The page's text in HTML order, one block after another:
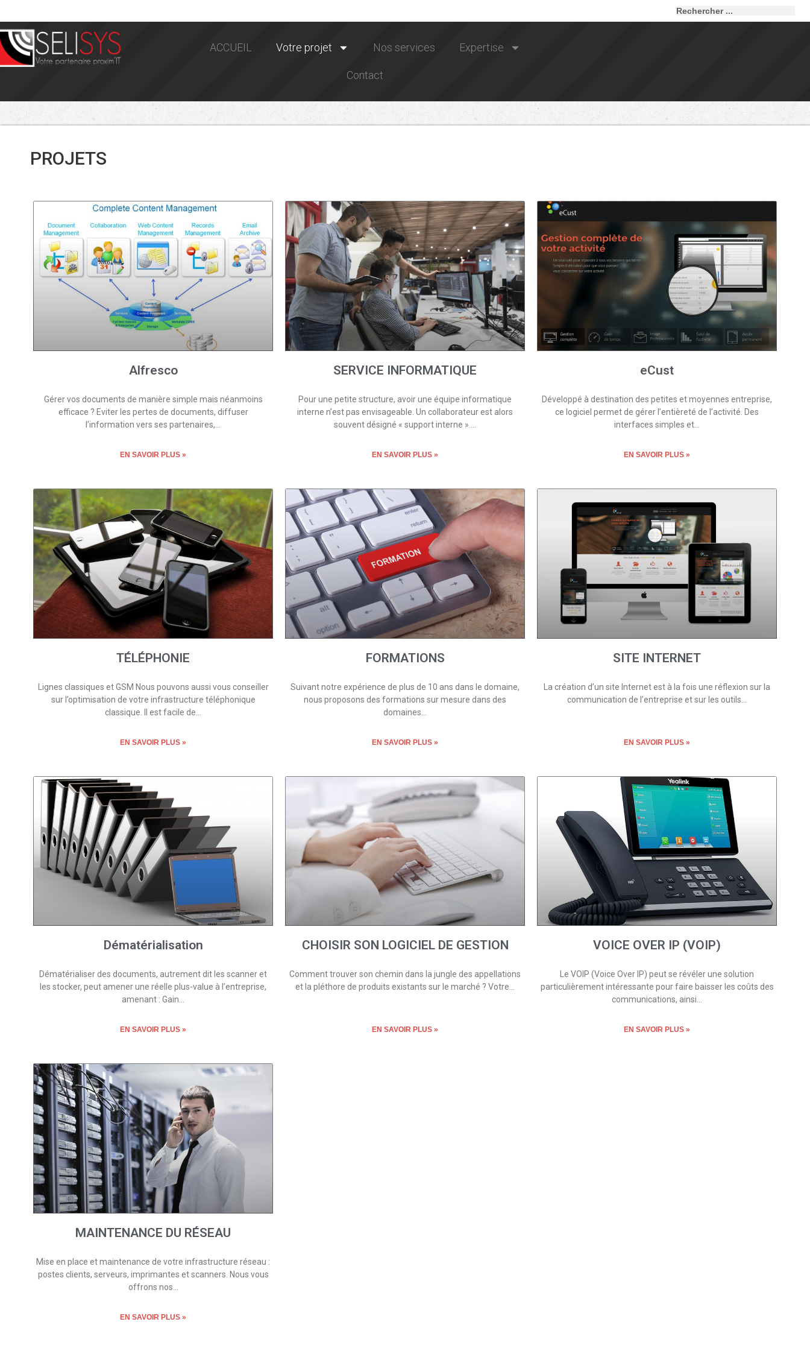
ACCUEIL Votre projet Nos services Expertise
Contact
PROJETS
Alfresco
Gérer vos documents de manière simple mais néanmoins
efficace ? Eviter les pertes de documents, diffuser
l’information vers ses partenaires,…
EN SAVOIR PLUS »
SERVICE INFORMATIQUE
Pour une petite structure, avoir une équipe informatique
interne n’est pas envisageable. Un collaborateur est alors
souvent désigné « support interne ».…
EN SAVOIR PLUS »
eCust
Développé à destination des petites et moyennes entreprise,
ce logiciel permet de gérer l’entièreté de l’activité. Des
interfaces simples et…
EN SAVOIR PLUS »
TÉLÉPHONIE
Lignes classiques et GSM Nous pouvons aussi vous conseiller
sur l’optimisation de votre infrastructure téléphonique
classique. Il est facile de…
EN SAVOIR PLUS »
FORMATIONS
Suivant notre expérience de plus de 10 ans dans le domaine,
nous proposons des formations sur mesure dans des
domaines…
EN SAVOIR PLUS »
SITE INTERNET
La création d’un site Internet est à la fois une réflexion sur la
communication de l’entreprise et sur les outils…
EN SAVOIR PLUS »
Dématérialisation
Dématérialiser des documents, autrement dit les scanner et
les stocker, peut amener une réelle plus-value à l’entreprise,
amenant : Gain…
EN SAVOIR PLUS »
CHOISIR SON LOGICIEL DE GESTION
Comment trouver son chemin dans la jungle des appellations
et la pléthore de produits existants sur le marché ? Votre…
EN SAVOIR PLUS »
VOICE OVER IP (VOIP)
Le VOIP (Voice Over IP) peut se révéler une solution
particulièrement intéressante pour faire baisser les coûts des
communications, ainsi…
EN SAVOIR PLUS »
MAINTENANCE DU RÉSEAU
Mise en place et maintenance de votre infrastructure réseau :
postes clients, serveurs, imprimantes et scanners. Nous vous
offrons nos…
EN SAVOIR PLUS »